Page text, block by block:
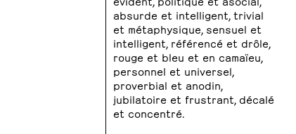
absurde et intelligent, trivial
et métaphysique, sensuel et
intelligent, référencé et drôle,
rouge et bleu et en camaïeu,
personnel et universel,
proverbial et anodin,
jubilatoire et frustrant, décalé
et concentré.